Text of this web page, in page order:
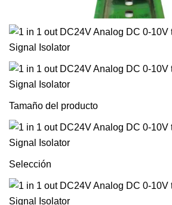
Tamaño del producto
Selección